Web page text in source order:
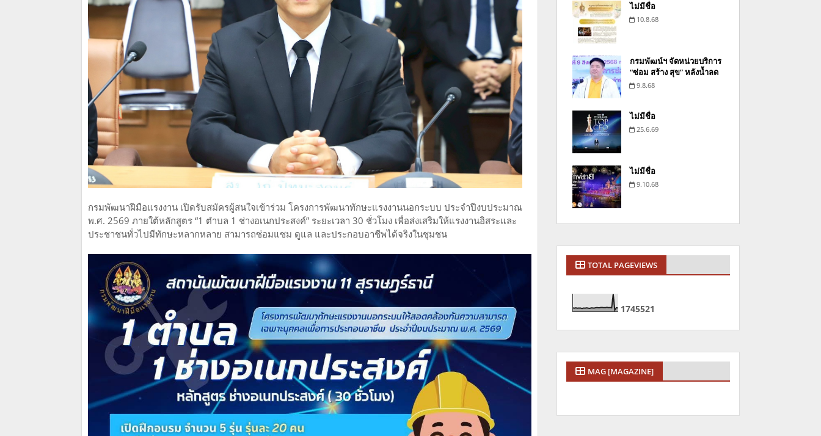
กรมพัฒนาฝีมือแรงงาน เปิดรับสมัครผู้สนใจเข้าร่วม โครงการพัฒนาทักษะแรงงานนอกระบบ ประจำปีงบประมาณ
พ.ศ. 2569 ภายใต้หลักสูตร “1 ตำบล 1 ช่างอเนกประสงค์” ระยะเวลา 30 ชั่วโมง เพื่อส่งเสริมให้แรงงานอิสระและ
ประชาชนทั่วไปมีทักษะหลากหลาย สามารถซ่อมแซม ดูแล และประกอบอาชีพได้จริงในชุมชน
ไม่มีชื่อ
10.8.68
กรมพัฒน์ฯ จัดหน่วยบริการ
“ซ่อม สร้าง สุข” หลังน้ำลด
9.8.68
ไม่มีชื่อ
25.6.69
ไม่มีชื่อ
9.10.68
TOTAL PAGEVIEWS
1745521
MAG [MAGAZINE]